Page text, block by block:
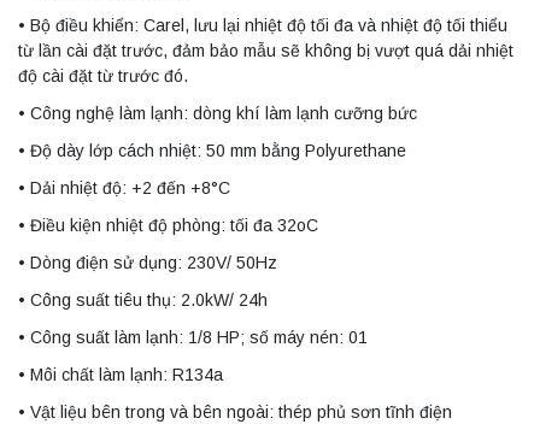
• Bộ điều khiển: Carel, lưu lại nhiệt độ tối đa và nhiệt độ tối thiểu
từ lần cài đặt trước, đảm bảo mẫu sẽ không bị vượt quá dải nhiệt
độ cài đặt từ trước đó.
• Công nghệ làm lạnh: dòng khí làm lạnh cưỡng bức
• Độ dày lớp cách nhiệt: 50 mm bằng Polyurethane
• Dải nhiệt độ: +2 đến +8°C
• Điều kiện nhiệt độ phòng: tối đa 32oC
• Dòng điện sử dụng: 230V/ 50Hz
• Công suất tiêu thụ: 2.0kW/ 24h
• Công suất làm lạnh: 1/8 HP; số máy nén: 01
• Môi chất làm lạnh: R134a
• Vật liệu bên trong và bên ngoài: thép phủ sơn tĩnh điện